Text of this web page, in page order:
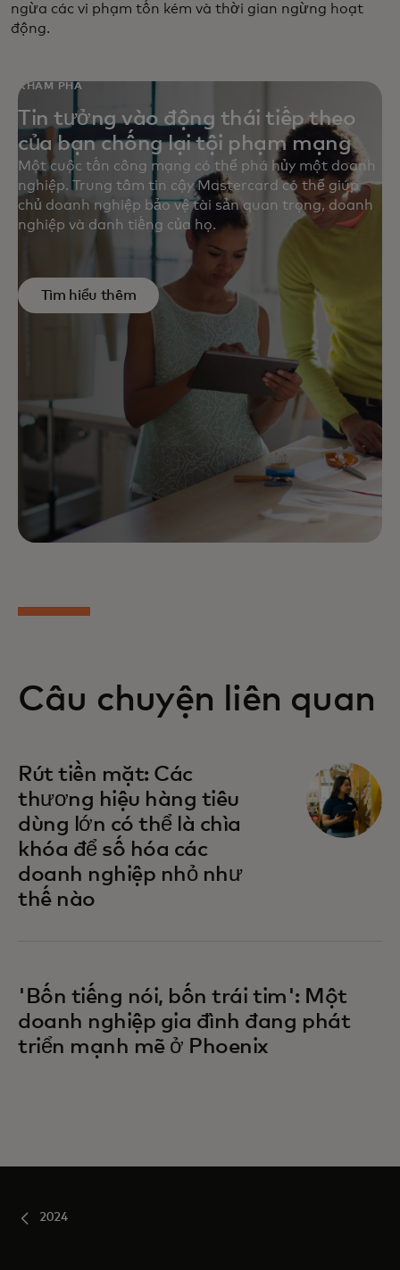
ngừa các vi phạm tốn kém và thời gian ngừng hoạt
động.
KHÁM PHÁ
Tin tưởng vào động thái tiếp theo
của bạn chống lại tội phạm mạng
Một cuộc tấn công mạng có thể phá hủy một doanh
nghiệp. Trung tâm tin cậy Mastercard có thể giúp
chủ doanh nghiệp bảo vệ tài sản quan trọng, doanh
nghiệp và danh tiếng của họ.
Tìm hiểu thêm
Câu chuyện liên quan
Rút tiền mặt: Các
thương hiệu hàng tiêu
dùng lớn có thể là chìa
khóa để số hóa các
doanh nghiệp nhỏ như
thế nào
'Bốn tiếng nói, bốn trái tim': Một
doanh nghiệp gia đình đang phát
triển mạnh mẽ ở Phoenix
2024